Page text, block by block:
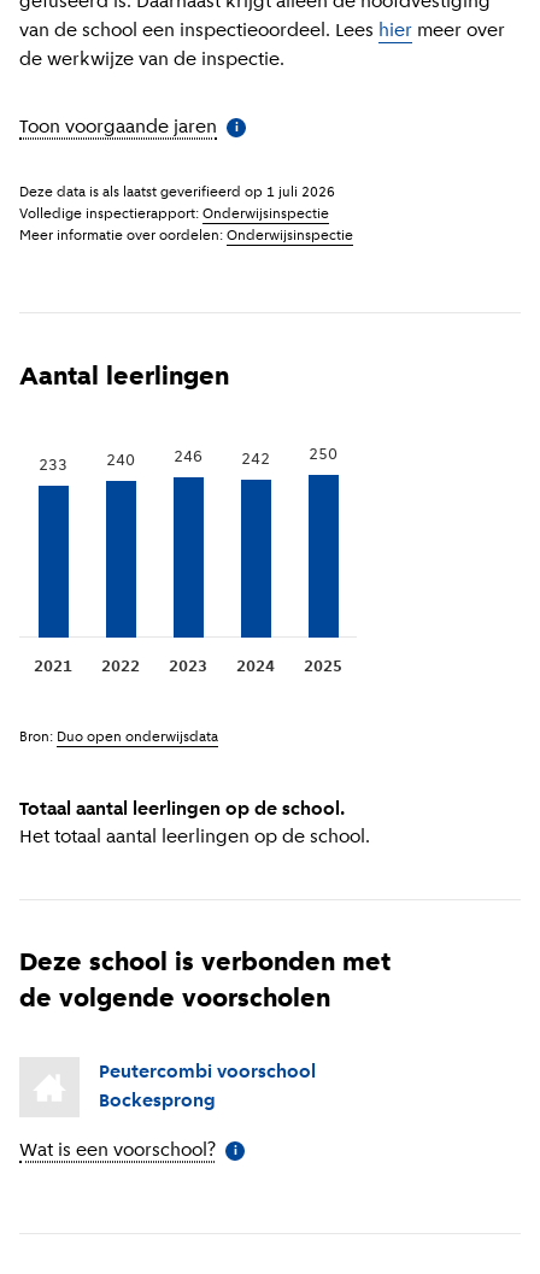
van de school een inspectieoordeel. Lees hier meer over
de werkwijze van de inspectie.
Toon voorgaande jaren Meer informatie
i
Deze data is als laatst geverifieerd op 1 juli 2026
Volledige inspectierapport: Onderwijsinspectie
Meer informatie over oordelen: Onderwijsinspectie
Aantal leerlingen
Totaal aantal leerlingen op de school.
Het totaal aantal leerlingen op de school.
2021
233
2022
240
2023
246
2024
242
2025
250
Bron: Duo open onderwijsdata
Deze school is verbonden met
de volgende voorscholen
Peutercombi voorschool
Bockesprong
Wat is een voorschool? Meer informatie
i